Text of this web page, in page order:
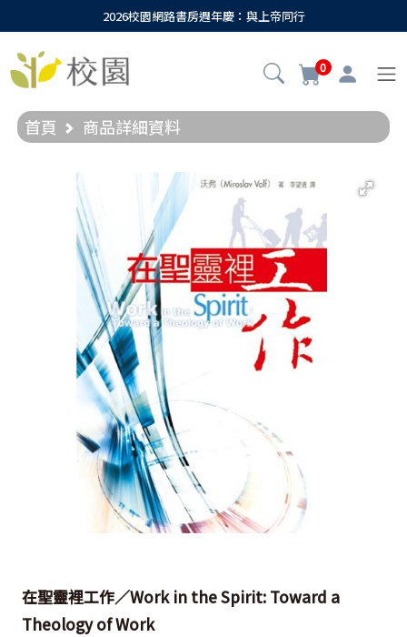
2026校園網路書房週年慶：與上帝同行
0
首頁 商品詳細資料
在聖靈裡工作／Work in the Spirit: Toward a
Theology of Work